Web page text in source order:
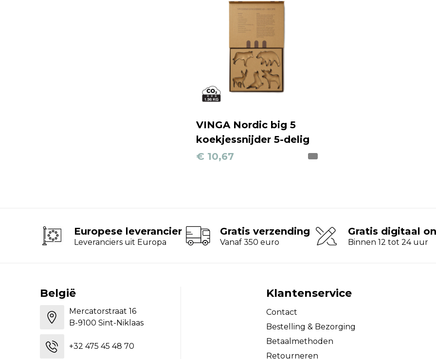
VINGA Nordic big 5
koekjessnijder 5-delig
€ 10,67
Europese leverancier
Leveranciers uit Europa
Gratis verzending
Vanaf 350 euro
Gratis digitaal
Binnen 12 tot 24 uur
België
Mercatorstraat 16
B-9100 Sint-Niklaas
+32 475 45 48 70
Klantenservice
Contact
Bestelling & Bezorging
Betaalmethoden
Retourneren